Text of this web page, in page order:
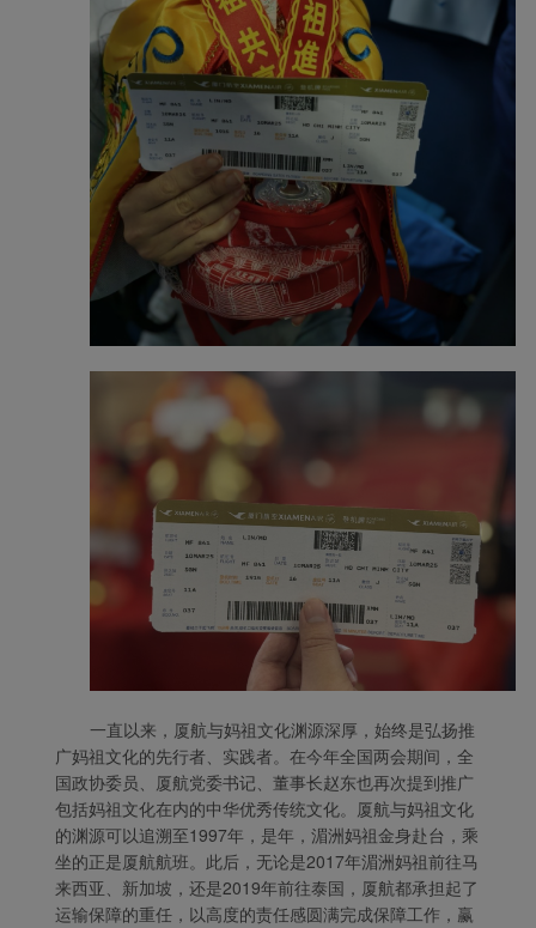
一直以来，厦航与妈祖文化渊源深厚，始终是弘扬推
广妈祖文化的先行者、实践者。在今年全国两会期间，全
国政协委员、厦航党委书记、董事长赵东也再次提到推广
包括妈祖文化在内的中华优秀传统文化。厦航与妈祖文化
的渊源可以追溯至1997年，是年，湄洲妈祖金身赴台，乘
坐的正是厦航航班。此后，无论是2017年湄洲妈祖前往马
来西亚、新加坡，还是2019年前往泰国，厦航都承担起了
运输保障的重任，以高度的责任感圆满完成保障工作，赢